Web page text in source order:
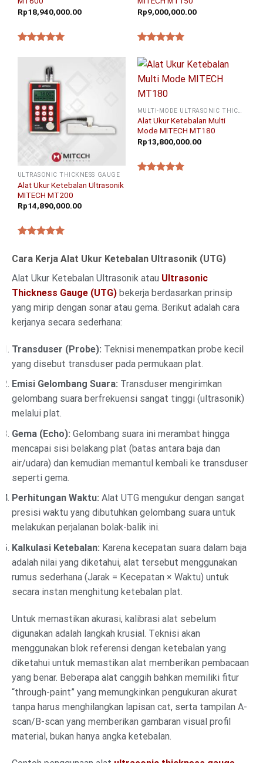
Rp18,940,000.00
Rp9,000,000.00
ULTRASONIC THICKNESS GAUGE
Alat Ukur Ketebalan Ultrasonik
MITECH MT200
Rp14,890,000.00
Alat Ukur Ketebalan Multi
Mode MITECH MT180
Rp13,800,000.00
Cara Kerja Alat Ukur Ketebalan Ultrasonik (UTG)
Alat Ukur Ketebalan Ultrasonik atau Ultrasonic
Thickness Gauge (UTG) bekerja berdasarkan prinsip
yang mirip dengan sonar atau gema. Berikut adalah cara
kerjanya secara sederhana:
Transduser (Probe): Teknisi menempatkan probe kecil
yang disebut transduser pada permukaan plat.
Emisi Gelombang Suara: Transduser mengirimkan
gelombang suara berfrekuensi sangat tinggi (ultrasonik)
melalui plat.
Gema (Echo): Gelombang suara ini merambat hingga
mencapai sisi belakang plat (batas antara baja dan
air/udara) dan kemudian memantul kembali ke transduser
seperti gema.
Perhitungan Waktu: Alat UTG mengukur dengan sangat
presisi waktu yang dibutuhkan gelombang suara untuk
melakukan perjalanan bolak-balik ini.
Kalkulasi Ketebalan: Karena kecepatan suara dalam baja
adalah nilai yang diketahui, alat tersebut menggunakan
rumus sederhana (Jarak = Kecepatan × Waktu) untuk
secara instan menghitung ketebalan plat.
Untuk memastikan akurasi, kalibrasi alat sebelum
digunakan adalah langkah krusial. Teknisi akan
menggunakan blok referensi dengan ketebalan yang
diketahui untuk memastikan alat memberikan pembacaan
yang benar. Beberapa alat canggih bahkan memiliki fitur
“through-paint” yang memungkinkan pengukuran akurat
tanpa harus menghilangkan lapisan cat, serta tampilan A-
scan/B-scan yang memberikan gambaran visual profil
material, bukan hanya angka ketebalan.